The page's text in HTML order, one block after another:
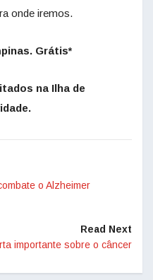
onde iremos.
Grátis*
na Ilha de
o Alzheimer
Read Next
importante sobre o câncer